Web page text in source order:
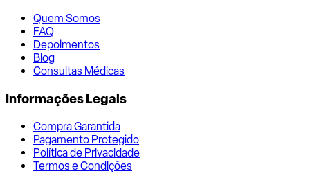
Quem Somos
FAQ
Depoimentos
Blog
Consultas Médicas
Informações Legais
Compra Garantida
Pagamento Protegido
Política de Privacidade
Termos e Condições